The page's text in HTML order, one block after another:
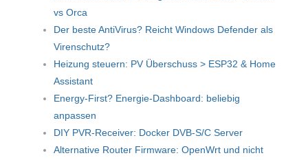
vs Orca
Der beste AntiVirus? Reicht Windows Defender als
Virenschutz?
Heizung steuern: PV Überschuss > ESP32 & Home
Assistant
Energy-First? Energie-Dashboard: beliebig
anpassen
DIY PVR-Receiver: Docker DVB-S/C Server
Alternative Router Firmware: OpenWrt und nicht